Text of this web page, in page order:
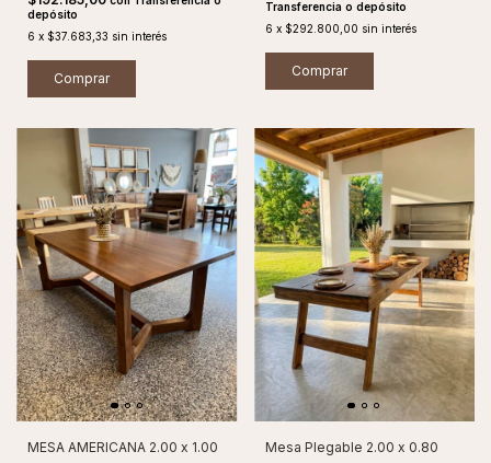
depósito
6 x $37.683,33 sin interés
Transferencia o depósito
6 x $292.800,00 sin interés
MESA AMERICANA 2.00 x 1.00 Mesa Plegable 2.00 x 0.80